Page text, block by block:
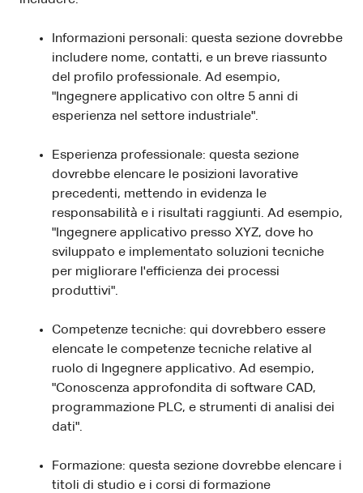
Informazioni personali: questa sezione dovrebbe
includere nome, contatti, e un breve riassunto
del profilo professionale. Ad esempio,
"Ingegnere applicativo con oltre 5 anni di
esperienza nel settore industriale".
Esperienza professionale: questa sezione
dovrebbe elencare le posizioni lavorative
precedenti, mettendo in evidenza le
responsabilità e i risultati raggiunti. Ad esempio,
"Ingegnere applicativo presso XYZ, dove ho
sviluppato e implementato soluzioni tecniche
per migliorare l'efficienza dei processi
produttivi".
Competenze tecniche: qui dovrebbero essere
elencate le competenze tecniche relative al
ruolo di Ingegnere applicativo. Ad esempio,
"Conoscenza approfondita di software CAD,
programmazione PLC, e strumenti di analisi dei
dati".
Formazione: questa sezione dovrebbe elencare i
titoli di studio e i corsi di formazione